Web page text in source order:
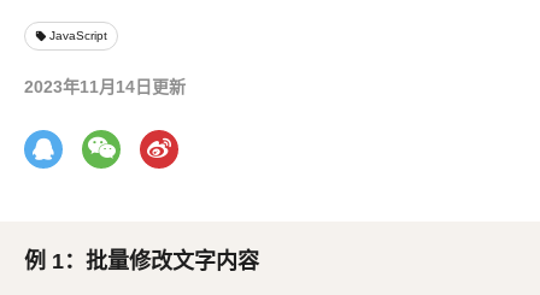
local_offer JavaScript
2023年11月14日更新
例 1：批量修改文字内容